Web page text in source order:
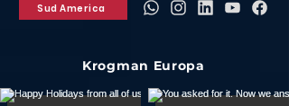
Sud America
Krogman Europa